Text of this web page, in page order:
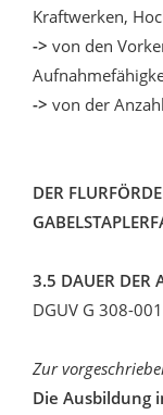
Kraftwerken,
-> von den
-> von der
DER
3.5 DAUER DER
DGUV G 308-001
Zur
Die Ausbildung